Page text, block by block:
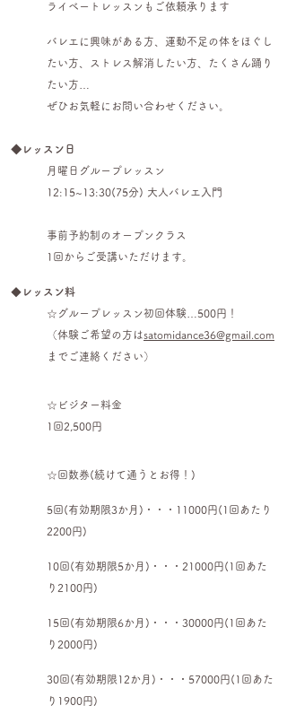
ライベートレッスンもご依頼承ります
バレエに興味がある方、運動不足の体をほぐし
たい方、ストレス解消したい方、たくさん踊り
たい方…
ぜひお気軽にお問い合わせください。
◆レッスン日
月曜日グループレッスン
12:15~13:30(75分) 大人バレエ入門
事前予約制のオープンクラス
1回からご受講いただけます。
◆ レッスン料
☆グループレッスン初回体験…500円！
（体験ご希望の方はsatomidance36@gmail.com
までご連絡ください）
☆ビジター料金
1回2,500円
☆回数券(続けて通うとお得！)
5回(有効期限3か月)・・・11000円(1回あたり
2200円)
10回(有効期限5か月)・・・21000円(1回あた
り2100円)
15回(有効期限6か月)・・・30000円(1回あた
り2000円)
30回(有効期限12か月)・・・57000円(1回あた
り1900円)